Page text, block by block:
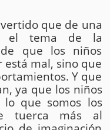
que de una
el tema de la
que los niños
mal, sino que
Y que
ya que los niños
que somos los
tuerca más al